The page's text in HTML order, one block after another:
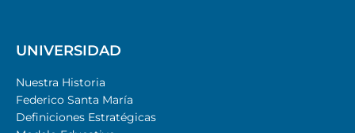
UNIVERSIDAD
Nuestra Historia
Federico Santa María
Definiciones Estratégicas